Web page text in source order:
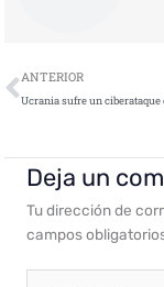
Ant
ANTERIOR
Deja un
Tu dirección de
campos